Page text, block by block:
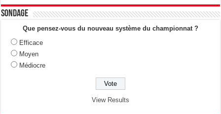
Sondage
Que pensez-vous du nouveau système du championnat ?
Efficace
Moyen
Médiocre
View Results